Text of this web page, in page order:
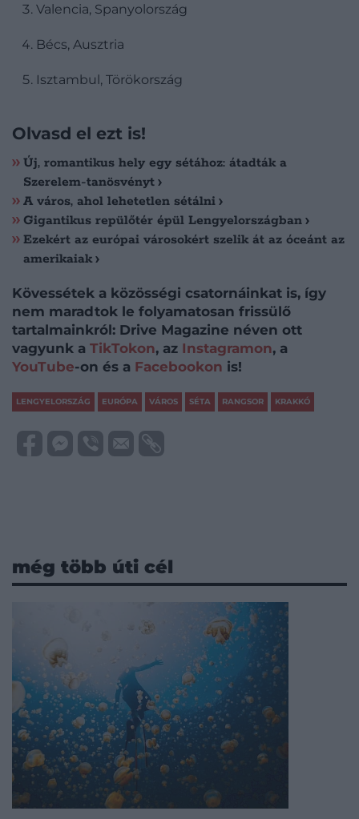
Valencia, Spanyolország
Bécs, Ausztria
Isztambul, Törökország
Olvasd el ezt is!
Új, romantikus hely egy sétához: átadták a
Szerelem-tanösvényt
A város, ahol lehetetlen sétálni
Gigantikus repülőtér épül Lengyelországban
Ezekért az európai városokért szelik át az óceánt az
amerikaiak
Kövessétek a közösségi csatornáinkat is, így
nem maradtok le folyamatosan frissülő
tartalmainkról: Drive Magazine néven ott
vagyunk a TikTokon, az Instagramon, a
YouTube-on és a Facebookon is!
LENGYELORSZÁG EURÓPA VÁROS SÉTA RANGSOR KRAKKÓ
még több úti cél